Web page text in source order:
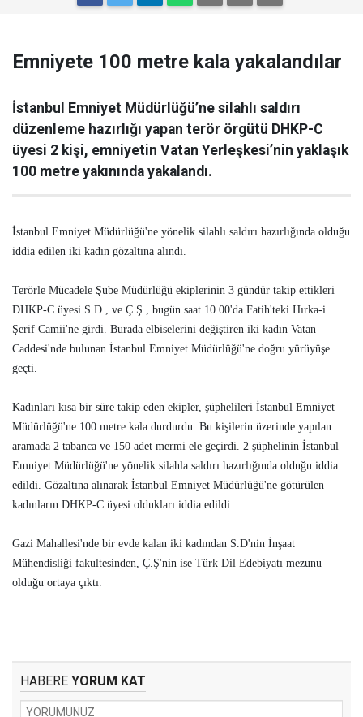
Emniyete 100 metre kala yakalandılar
İstanbul Emniyet Müdürlüğü’ne silahlı saldırı
düzenleme hazırlığı yapan terör örgütü DHKP-C
üyesi 2 kişi, emniyetin Vatan Yerleşkesi’nin yaklaşık
100 metre yakınında yakalandı.
İstanbul Emniyet Müdürlüğü'ne yönelik silahlı saldırı hazırlığında olduğu
iddia edilen iki kadın gözaltına alındı.
Terörle Mücadele Şube Müdürlüğü ekiplerinin 3 gündür takip ettikleri
DHKP-C üyesi S.D., ve Ç.Ş., bugün saat 10.00'da Fatih'teki Hırka-i
Şerif Camii'ne girdi. Burada elbiselerini değiştiren iki kadın Vatan
Caddesi'nde bulunan İstanbul Emniyet Müdürlüğü'ne doğru yürüyüşe
geçti.
Kadınları kısa bir süre takip eden ekipler, şüphelileri İstanbul Emniyet
Müdürlüğü'ne 100 metre kala durdurdu. Bu kişilerin üzerinde yapılan
aramada 2 tabanca ve 150 adet mermi ele geçirdi. 2 şüphelinin İstanbul
Emniyet Müdürlüğü'ne yönelik silahla saldırı hazırlığında olduğu iddia
edildi. Gözaltına alınarak İstanbul Emniyet Müdürlüğü'ne götürülen
kadınların DHKP-C üyesi oldukları iddia edildi.
Gazi Mahallesi'nde bir evde kalan iki kadından S.D'nin İnşaat
Mühendisliği fakultesinden, Ç.Ş'nin ise Türk Dil Edebiyatı mezunu
olduğu ortaya çıktı.
HABERE YORUM KAT